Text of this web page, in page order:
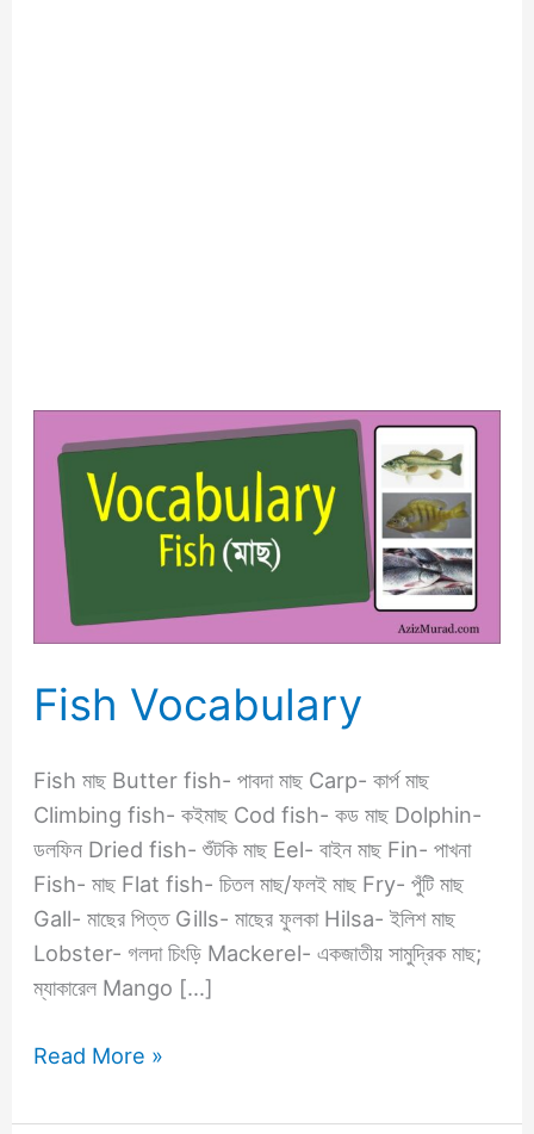
Fish Vocabulary
Fish মাছ Butter fish- পাবদা মাছ Carp- কার্প মাছ
Climbing fish- কইমাছ Cod fish- কড মাছ Dolphin-
ডলফিন Dried fish- শুঁটকি মাছ Eel- বাইন মাছ Fin- পাখনা
Fish- মাছ Flat fish- চিতল মাছ/ফলই মাছ Fry- পুঁটি মাছ
Gall- মাছের পিত্ত Gills- মাছের ফুলকা Hilsa- ইলিশ মাছ
Lobster- গলদা চিংড়ি Mackerel- একজাতীয় সামুদ্রিক মাছ;
ম্যাকারেল Mango […]
Vocabulary
Read More »